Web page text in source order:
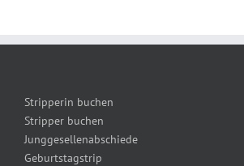
Stripperin buchen
Stripper buchen
Junggesellenabschiede
Geburtstagstrip